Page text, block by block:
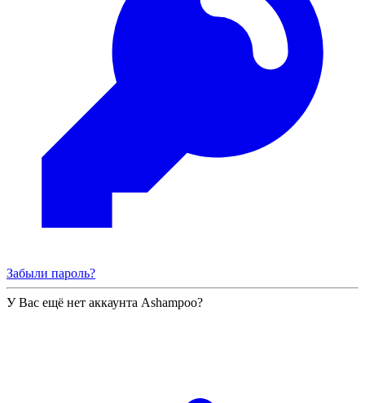
Забыли пароль?
У Вас ещё нет аккаунта Ashampoo?